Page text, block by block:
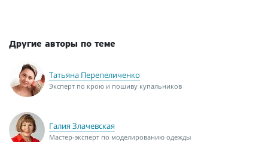
Другие авторы по теме
Татьяна Перепеличенко
Эксперт по крою и пошиву купальников
Галия Злачевская
Мастер-эксперт по моделированию одежды